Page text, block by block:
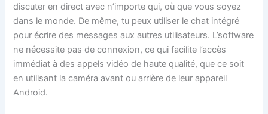
discuter en direct avec n’importe qui, où que vous soyez
dans le monde. De même, tu peux utiliser le chat intégré
pour écrire des messages aux autres utilisateurs. L’software
ne nécessite pas de connexion, ce qui facilite l’accès
immédiat à des appels vidéo de haute qualité, que ce soit
en utilisant la caméra avant ou arrière de leur appareil
Android.